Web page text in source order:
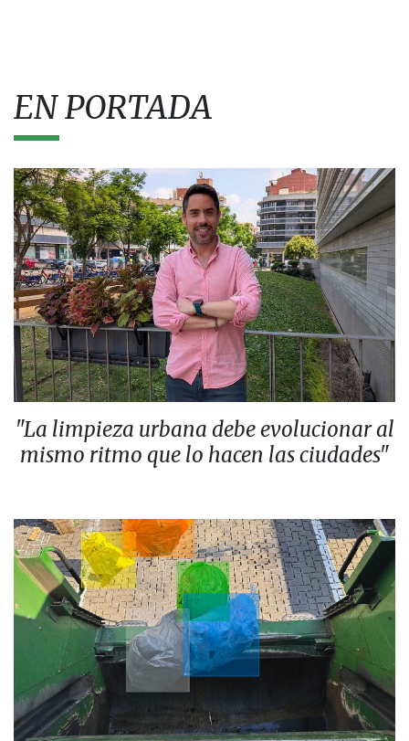
EN PORTADA
"La limpieza urbana debe evolucionar al
mismo ritmo que lo hacen las ciudades"